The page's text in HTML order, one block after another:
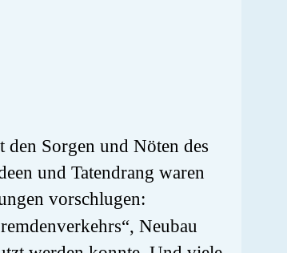
Sorgen und Nöten des
und Tatendrang waren
vorschlugen:
Neubau